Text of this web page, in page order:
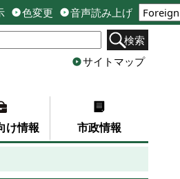
色変更
音声読み上げ
検索
サイトマップ
け情報 市政情報